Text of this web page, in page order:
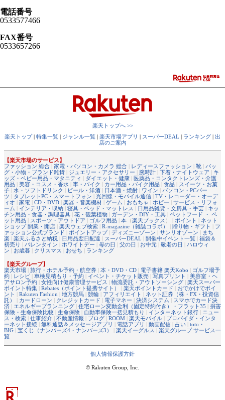
電話番号
0533577466
FAX番号
0533657266
楽天トップへ >>
楽天トップ
特集一覧 ジャンル一覧 楽天市場アプリ スーパーDEAL ランキング
出
店のご案内
【楽天市場のサービス】
ファッション 総合
家電・パソコン・カメラ 総合 レディースファッション 靴
バッ
グ・小物・ブランド雑貨
ジュエリー・アクセサリー 腕時計 下着・ナイトウェア
キ
ッズ・ベビー用品・マタニティ
ダイエット・健康
医薬品・コンタクトレンズ・介護
用品
美容・コスメ・香水 車・バイク カー用品・バイク用品 食品
スイーツ・お菓
子
水・ソフトドリンク ビール・洋酒 日本酒・焼酎 ワイン
パソコン・PCパー
ツ
タブレットPC・スマートフォン 光回線・モバイル通信
TV・レコーダー・オーデ
ィオ
家電 CD・DVD 楽器・音楽機材 ゲーム おもちゃ ホビー
サービス・リフォ
ーム
インテリア・収納 寝具・ベッド・マットレス 日用品雑貨・文房具・手芸
キッ
チン用品・食器・調理器具
花・観葉植物 ガーデン・DIY・工具
ペットフード ・ ペ
ット用品
スポーツ・アウトドア ゴルフ用品 本 （楽天ブックス ） | ポイント
ネット
ショップ 開業・開店
楽天ウェブ検索 R-magazine（雑誌コラボ） 贈り物・ギフト
フ
ァッション公式ブランド
ポイントアップ ディズニーゾーン サンリオゾーン
まち
楽
楽天ふるさと納税 日用品翌日配達 スーパーDEAL 開催中イベント一覧
福袋＆
初売り
バレンタイン ホワイトデー 母の日 父の日 お中元 敬老の日
ハロウィ
ン
お歳暮 クリスマス おせち ランキング
【楽天グループ】
楽天市場
旅行・ホテル予約・航空券 本・DVD・CD 電子書籍 楽天Kobo
ゴルフ場予
約
レシピ 車検見積もり・予約 イベント・チケット販売 写真プリント
美容室・ヘ
アサロン予約
女性向け健康管理サービス 物流委託・アウトソーシング
楽天スーパー
ポイント特集
Rebates（ポイント提携サイト） 楽天ポイントカード
おでかけでポイ
ント
Rakuten Fashion 地方競馬 競輪 アフィリエイト
ネット証券（株・FX・投資信
託）
カードローン クレジットカード 電子マネー 決済システム
スマホでカード決
済
エネルギープランニング 住宅ローン変動金利（固定特約付き）・フラット35
損害
保険・生命保険比較
生命保険 自動車保険一括見積もり インターネット銀行
ニュー
ス・検索
仕事紹介 不動産情報 ブログ ROOM 楽天モバイル
プロバイダ・インタ
ーネット接続
無料通話＆メッセージアプリ 電話アプリ 動画配信 占い
toto・
BIG
宝くじ（ナンバーズ4・ナンバーズ3） 楽天イーグルス
楽天グループ サービス一
覧
個人情報保護方針
© Rakuten Group, Inc.